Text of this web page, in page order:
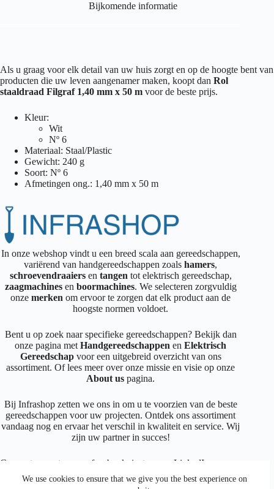
We use cookies to ensure that we give you the best experience on
Bijkomende informatie
Als u graag voor elk detail van uw huis zorgt en op de hoogte bent van
producten die uw leven aangenamer maken, koopt dan Rol
staaldraad Filgraf 1,40 mm x 50 m voor de beste prijs.
Kleur:
Wit
Nº 6
Materiaal: Staal/Plastic
Gewicht: 240 g
Soort: Nº 6
Afmetingen ong.: 1,40 mm x 50 m
In onze webshop vindt u een breed scala aan gereedschappen,
variërend van handgereedschappen zoalshamers,
schroevendraaiersen tangen tot elektrisch gereedschap,
zaagmachines en boormachines. We selecteren zorgvuldig
onzemerkenom ervoor te zorgen dat elk product aan de
hoogste normen voldoet.
Bent u op zoek naar specifieke gereedschappen? Bekijk dan
onze pagina metHandgereedschappen enElektrisch
Gereedschapvoor een uitgebreid overzicht van ons
assortiment. Of lees meer over onze missie en visie op onze
About us pagina.
Bij Infrashop zetten we ons in om u te voorzien van de beste
gereedschappen voor uw projecten. Ontdek ons assortiment
vandaag nog en ervaar het verschil in kwaliteit en service. Wij
zijn uw partner in succes!
Connecteer met ons op facebook instagram LinkedIn